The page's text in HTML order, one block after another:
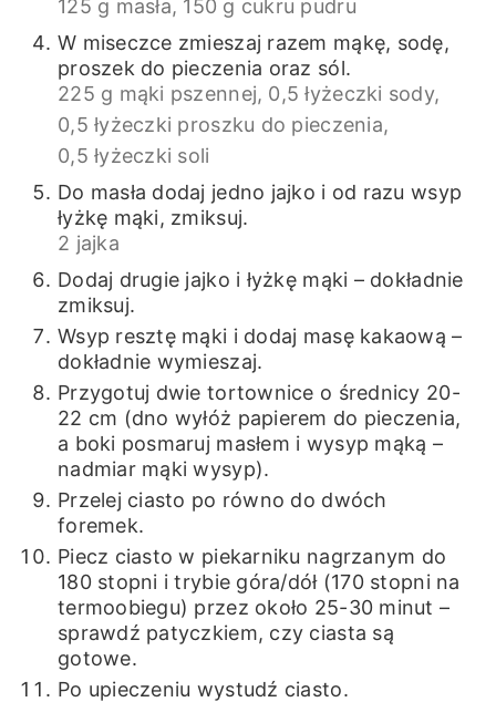
125 g masła, 150 g cukru pudru
W miseczce zmieszaj razem mąkę, sodę,
proszek do pieczenia oraz sól.
225 g mąki pszennej, 0,5 łyżeczki sody,
0,5 łyżeczki proszku do pieczenia,
0,5 łyżeczki soli
Do masła dodaj jedno jajko i od razu wsyp
łyżkę mąki, zmiksuj.
2 jajka
Dodaj drugie jajko i łyżkę mąki – dokładnie
zmiksuj.
Wsyp resztę mąki i dodaj masę kakaową –
dokładnie wymieszaj.
Przygotuj dwie tortownice o średnicy 20-
22 cm (dno wyłóż papierem do pieczenia,
a boki posmaruj masłem i wysyp mąką –
nadmiar mąki wysyp).
Przelej ciasto po równo do dwóch
foremek.
Piecz ciasto w piekarniku nagrzanym do
180 stopni i trybie góra/dół (170 stopni na
termoobiegu) przez około 25-30 minut –
sprawdź patyczkiem, czy ciasta są
gotowe.
Po upieczeniu wystudź ciasto.